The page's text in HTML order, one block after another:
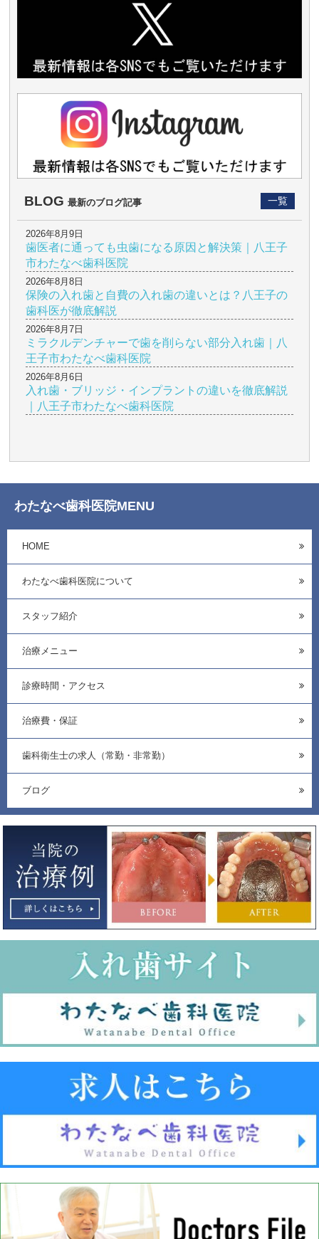
BLOG 最新のブログ記事 一覧
2026年8月9日
歯医者に通っても虫歯になる原因と解決策｜八王子
市わたなべ歯科医院
2026年8月8日
保険の入れ歯と自費の入れ歯の違いとは？八王子の
歯科医が徹底解説
2026年8月7日
ミラクルデンチャーで歯を削らない部分入れ歯｜八
王子市わたなべ歯科医院
2026年8月6日
入れ歯・ブリッジ・インプラントの違いを徹底解説
｜八王子市わたなべ歯科医院
わたなべ歯科医院MENU
HOME
わたなべ歯科医院について
スタッフ紹介
治療メニュー
診療時間・アクセス
治療費・保証
歯科衛生士の求人（常勤・非常勤）
ブログ